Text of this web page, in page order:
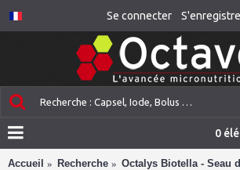
Se connecter
0
Accueil Recherche Octalys Biotella - Seau